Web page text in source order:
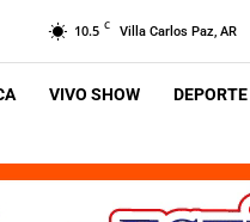
10.5 C Villa Carlos Paz, AR
VIVO SHOW